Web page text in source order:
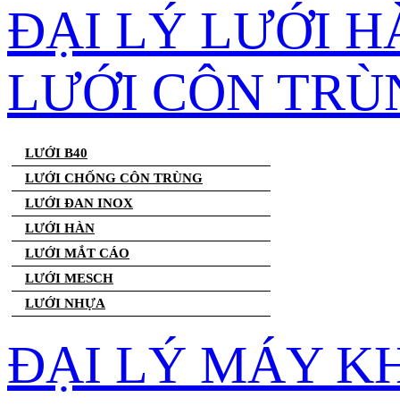
ĐẠI LÝ LƯỚI
LƯỚI CÔN
LƯỚI B40
LƯỚI CHỐNG CÔN TRÙNG
LƯỚI ĐAN INOX
LƯỚI HÀN
LƯỚI MẮT CÁO
LƯỚI MESCH
LƯỚI NHỰA
ĐẠI LÝ MÁY